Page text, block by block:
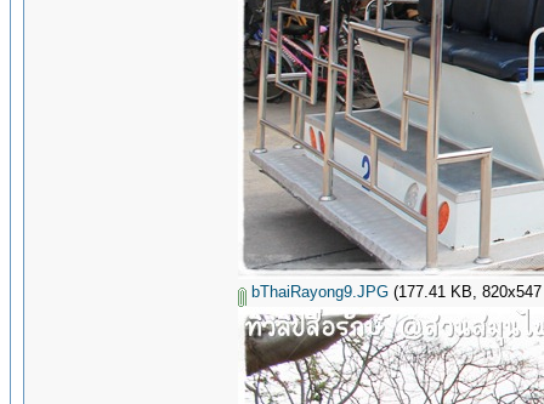
bThaiRayong9.JPG (177.41 KB,